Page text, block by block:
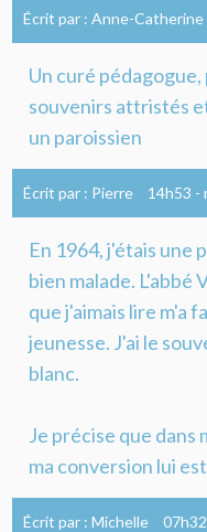
Écrit par : Anne-Catherine
Un curé
souvenirs attristés
un paroissien
Écrit par : Pierre 14h53 -
En 1964, j'étais une
bien malade. L'abbé
que j'aimais lire m'a
jeunesse. J'ai le
blanc.
Je précise que
ma conversion lui
Écrit par : Michelle 07h32